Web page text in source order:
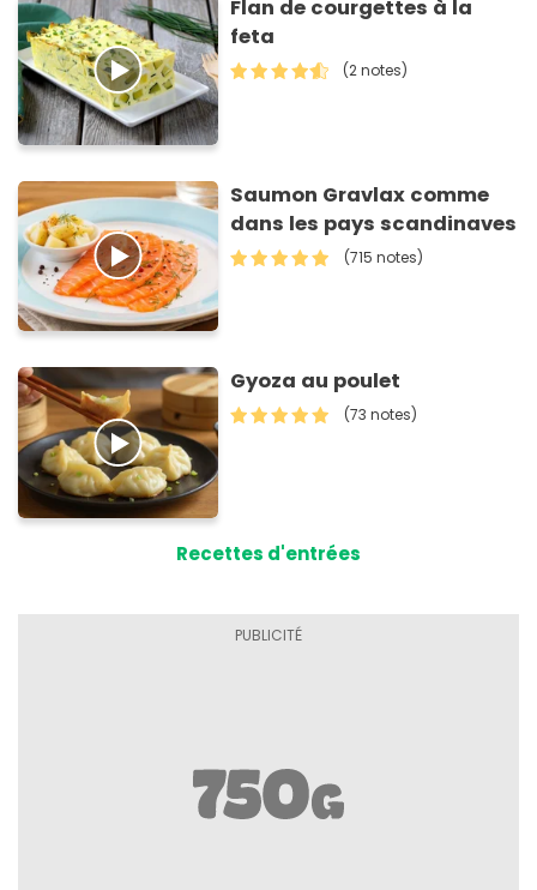
Flan de courgettes à la
feta
(2 notes)
Saumon Gravlax comme
dans les pays scandinaves
(715 notes)
Gyoza au poulet
(73 notes)
Recettes d'entrées